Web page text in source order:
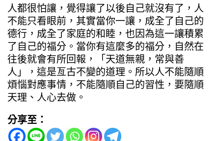
人都很怕讓，覺得讓了以後自己就沒有了，人
不能只看眼前，其實當你一讓，成全了自己的
德行，成全了家庭的和睦，也因為這一讓積累
了自己的福分。當你有這麼多的福分，自然在
往後就會有所回報，「天道無親，常與善
人」，這是亙古不變的道理。所以人不能隨順
煩惱對應事情，不能隨順自己的習性，要隨順
天理、人心去做。
分享至：